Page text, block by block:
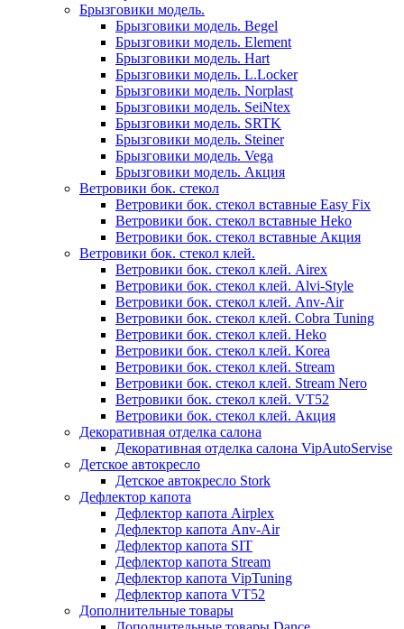
Брызговики модель.
Брызговики модель. Begel
Брызговики модель. Element
Брызговики модель. Hart
Брызговики модель. L.Locker
Брызговики модель. Norplast
Брызговики модель. SeiNtex
Брызговики модель. SRTK
Брызговики модель. Steiner
Брызговики модель. Vega
Брызговики модель. Акция
Ветровики бок. стекол
Ветровики бок. стекол вставные Easy Fix
Ветровики бок. стекол вставные Heko
Ветровики бок. стекол вставные Акция
Ветровики бок. стекол клей.
Ветровики бок. стекол клей. Airex
Ветровики бок. стекол клей. Alvi-Style
Ветровики бок. стекол клей. Anv-Air
Ветровики бок. стекол клей. Cobra Tuning
Ветровики бок. стекол клей. Heko
Ветровики бок. стекол клей. Korea
Ветровики бок. стекол клей. Stream
Ветровики бок. стекол клей. Stream Nero
Ветровики бок. стекол клей. VT52
Ветровики бок. стекол клей. Акция
Декоративная отделка салона
Декоративная отделка салона VipAutoServise
Детское автокресло
Детское автокресло Stork
Дефлектор капота
Дефлектор капота Airplex
Дефлектор капота Anv-Air
Дефлектор капота SIT
Дефлектор капота Stream
Дефлектор капота VipTuning
Дефлектор капота VT52
Дополнительные товары